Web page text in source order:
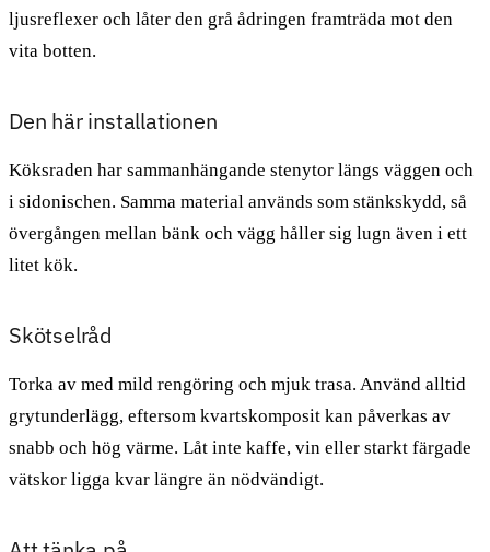
ljusreflexer och låter den grå ådringen framträda mot den
vita botten.
Den här installationen
Köksraden har sammanhängande stenytor längs väggen och
i sidonischen. Samma material används som stänkskydd, så
övergången mellan bänk och vägg håller sig lugn även i ett
litet kök.
Skötselråd
Torka av med mild rengöring och mjuk trasa. Använd alltid
grytunderlägg, eftersom kvartskomposit kan påverkas av
snabb och hög värme. Låt inte kaffe, vin eller starkt färgade
vätskor ligga kvar längre än nödvändigt.